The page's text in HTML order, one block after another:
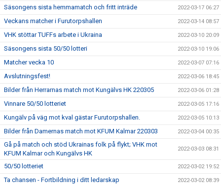
Säsongens sista hemmamatch och fritt inträde 2022-03-17 06:27
Veckans matcher i Furutorpshallen 2022-03-14 08:57
VHK stöttar TUFFs arbete i Ukraina 2022-03-10 20:09
Säsongens sista 50/50 lotteri 2022-03-10 19:06
Matcher vecka 10 2022-03-07 07:16
Avslutningsfest! 2022-03-06 18:45
Bilder från Herrarnas match mot Kungälvs HK 220305 2022-03-06 01:28
Vinnare 50/50 lotteriet 2022-03-05 17:16
Kungälv på väg mot kval gästar Furutorpshallen. 2022-03-05 10:13
Bilder från Damernas match mot KFUM Kalmar 220303 2022-03-04 00:35
Gå på match och stöd Ukrainas folk på flykt; VHK mot
KFUM Kalmar och Kungälvs HK
2022-03-03 08:31
50/50 lotteriet 2022-03-02 19:52
Ta chansen - Fortbildning i ditt ledarskap 2022-03-02 08:39